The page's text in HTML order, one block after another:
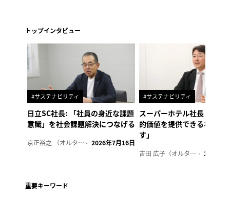
トップインタビュー
#サステナビリティ
日立SC社長: 「社員の身近な課題
意識」を社会課題解決につなげる
京正裕之 （オルタナ副編集長） 2026年7月16日
#サステナビリティ
スーパーホテル社長「地域
的価値を提供できるホテル
す」
吉田 広子（オルタナ輪番編集長） 2026年6
重要キーワード